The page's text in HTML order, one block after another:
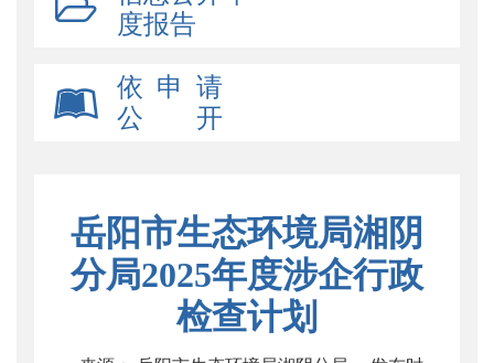
度报告
依 申 请
公 开
岳阳市生态环境局湘阴
分局2025年度涉企行政
检查计划